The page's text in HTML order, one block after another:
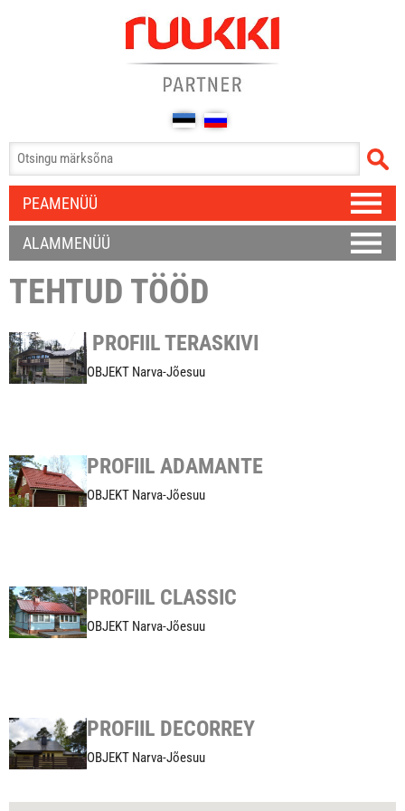
PEAMENÜÜ
ALAMMENÜÜ
TEHTUD TÖÖD
PROFIIL TERASKIVI
OBJEKT Narva-Jõesuu
PROFIIL ADAMANTE
OBJEKT Narva-Jõesuu
PROFIIL CLASSIC
OBJEKT Narva-Jõesuu
PROFIIL DECORREY
OBJEKT Narva-Jõesuu